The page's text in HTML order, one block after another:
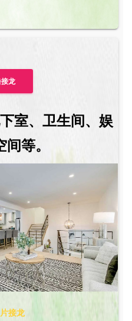
龙
室、卫生间、娱
等。
接龙